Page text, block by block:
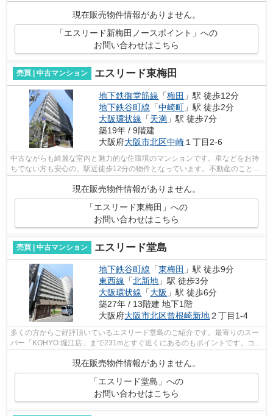
現在販売物件情報がありません。
「エスリード新梅田ノースポイント」への
お問い合わせはこちら
売買 | 中古マンション エスリード東梅田
地下鉄御堂筋線 「梅田 」駅 徒歩12分
地下鉄谷町線 「中崎町 」駅 徒歩2分
大阪環状線 「天満 」駅 徒歩7分
築19年 / 9階建
大阪府大阪市北区中崎 １丁目2-6
中古ながらも綺麗な室内と魅力的な住環境のマンションです。車などをお持
ちでない方も安心の、駅近徒歩12分の物件となっています。不動産のことで
現在販売物件情報がありません。
「エスリード東梅田」への
お問い合わせはこちら
売買 | 中古マンション エスリード堂島
地下鉄谷町線 「東梅田 」駅 徒歩9分
東西線 「北新地 」駅 徒歩3分
大阪環状線 「大阪 」駅 徒歩6分
築27年 / 13階建 地下1階
大阪府大阪市北区曾根崎新地２丁目1-4
多くの方からご好評頂いているエスリード堂島のご紹介です。最寄りのスー
パー「KOHYO 堀江店」まで231mとすぐ近くにあるのもポイントです。コス
現在販売物件情報がありません。
「エスリード堂島」への
お問い合わせはこちら